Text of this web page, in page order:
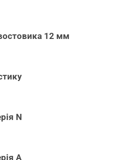
12 мм
N
А